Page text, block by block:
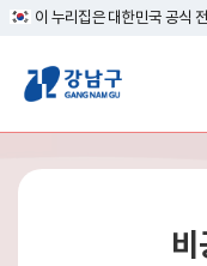
이 누리집은 대한민국 공식
강
남
구